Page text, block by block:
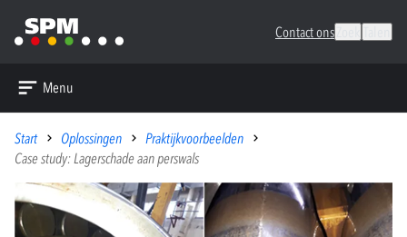
Contact ons
Menu
Start Oplossingen
Praktijkvoorbeelden
Case study: Lagerschade aan perswals